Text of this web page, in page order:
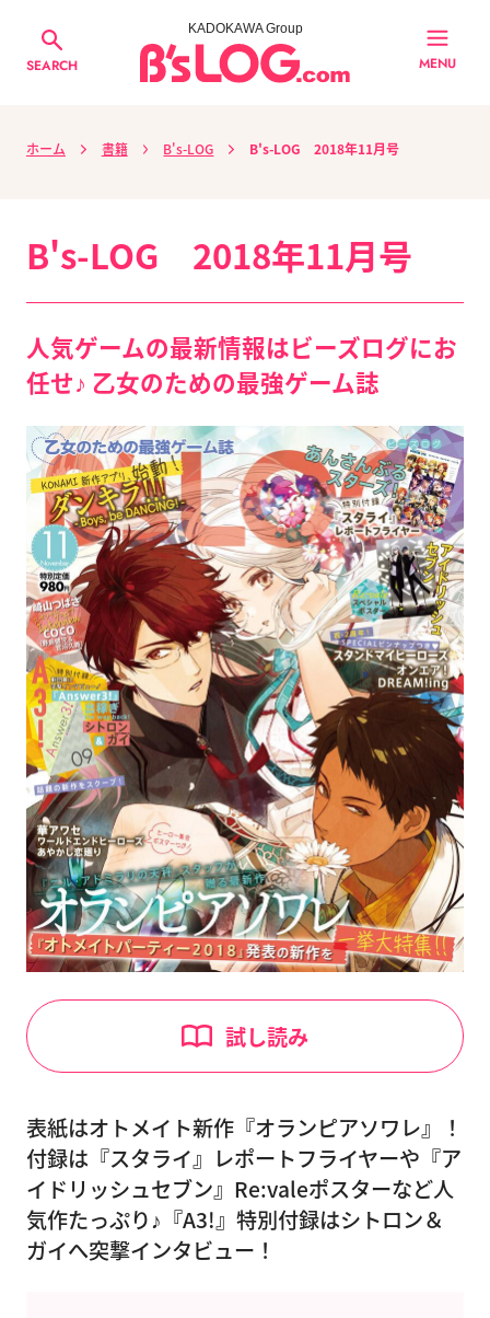
SEARCH
KADOKAWA Group
MENU
ホーム 書籍 B's-LOG B's-LOG 2018年11月号
試し読み
B's-LOG 2018年11月号
人気ゲームの最新情報はビーズログにお
任せ♪ 乙女のための最強ゲーム誌
表紙はオトメイト新作『オランピアソワレ』！
付録は『スタライ』レポートフライヤーや『ア
イドリッシュセブン』Re:valeポスターなど人
気作たっぷり♪『A3!』特別付録はシトロン＆
ガイへ突撃インタビュー！